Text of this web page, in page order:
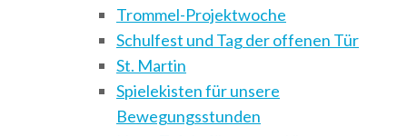
Trommel-Projektwoche
Schulfest und Tag der offenen Tür
St. Martin
Spielekisten für unsere
Bewegungsstunden